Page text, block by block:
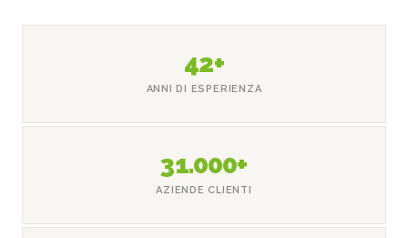
42+
ANNI DI ESPERIENZA
31.000+
AZIENDE CLIENTI